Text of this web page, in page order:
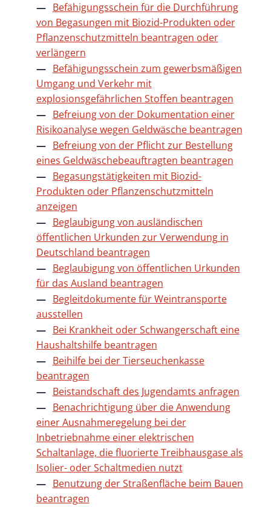
Befähigungsschein für die Durchführung
von Begasungen mit Biozid-Produkten oder
Pflanzenschutzmitteln beantragen oder
verlängern
Befähigungsschein zum gewerbsmäßigen
Umgang und Verkehr mit
explosionsgefährlichen Stoffen beantragen
Befreiung von der Dokumentation einer
Risikoanalyse wegen Geldwäsche beantragen
Befreiung von der Pflicht zur Bestellung
eines Geldwäschebeauftragten beantragen
Begasungstätigkeiten mit Biozid-
Produkten oder Pflanzenschutzmitteln
anzeigen
Beglaubigung von ausländischen
öffentlichen Urkunden zur Verwendung in
Deutschland beantragen
Beglaubigung von öffentlichen Urkunden
für das Ausland beantragen
Begleitdokumente für Weintransporte
ausstellen
Bei Krankheit oder Schwangerschaft eine
Haushaltshilfe beantragen
Beihilfe bei der Tierseuchenkasse
beantragen
Beistandschaft des Jugendamts anfragen
Benachrichtigung über die Anwendung
einer Ausnahmeregelung bei der
Inbetriebnahme einer elektrischen
Schaltanlage, die fluorierte Treibhausgase als
Isolier- oder Schaltmedien nutzt
Benutzung der Straßenfläche beim Bauen
beantragen